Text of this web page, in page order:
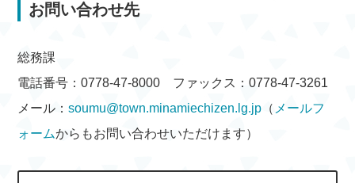
お問い合わせ先
総務課
電話番号：0778-47-8000 ファックス：0778-47-3261
メール：soumu@town.minamiechizen.lg.jp （ メールフ
ォームからもお問い合わせいただけます）